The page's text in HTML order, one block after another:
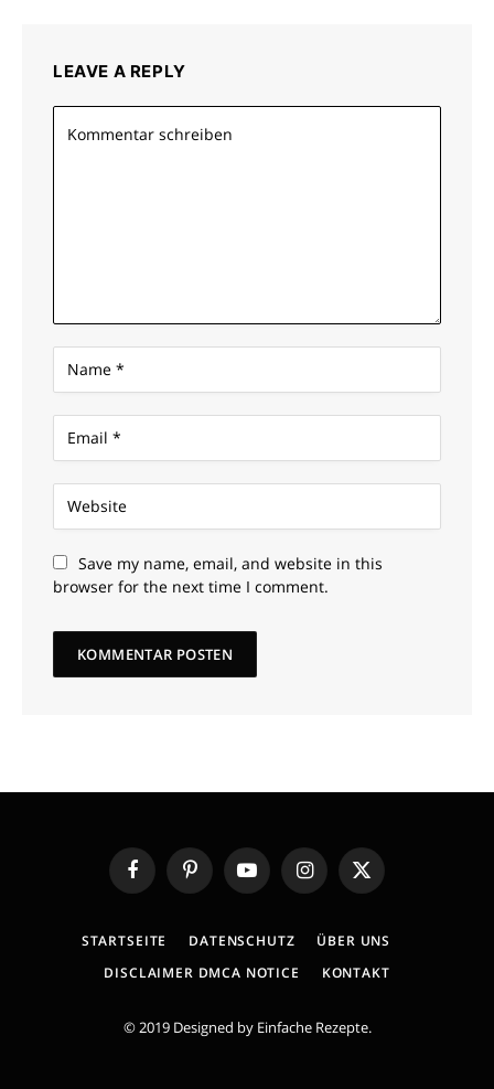
LEAVE A REPLY
Save my name, email, and website in this
browser for the next time I comment.
FacebookPinterestYouTubeInstagram
X
(Twitter)
STARTSEITE DATENSCHUTZ
ÜBER UNS
DISCLAIMER DMCA NOTICE
KONTAKT
© 2019 Designed by Einfache Rezepte.